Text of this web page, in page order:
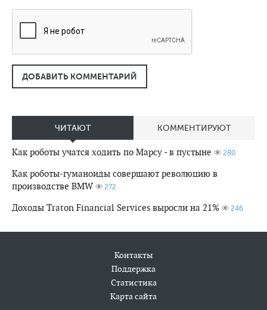
ДОБАВИТЬ КОММЕНТАРИЙ
ЧИТАЮТ КОММЕНТИРУЮТ
Как роботы учатся ходить по Марсу - в пустыне 280
Как роботы-гуманоиды совершают революцию в
производстве BMW
272
Доходы Traton Financial Services выросли на 21% 246
Контакты
Поддержка
Статистика
Карта сайта